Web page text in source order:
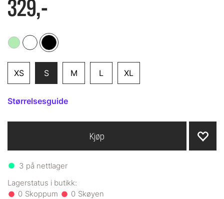
329,-
XS S M L XL
Størrelsesguide
3 på nettlager
0 0
Kjøp